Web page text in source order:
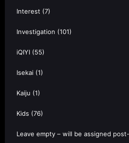
Interest (7)
Investigation (101)
iQIYI (55)
Isekai (1)
Kaiju (1)
Kids (76)
Leave empty – will be assigned